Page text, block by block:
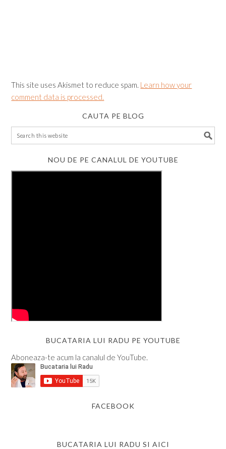
This site uses Akismet to reduce spam. Learn how your
comment data is processed.
CAUTA PE BLOG
NOU DE PE CANALUL DE YOUTUBE
BUCATARIA LUI RADU PE YOUTUBE
Aboneaza-te acum la canalul de YouTube.
FACEBOOK
BUCATARIA LUI RADU SI AICI